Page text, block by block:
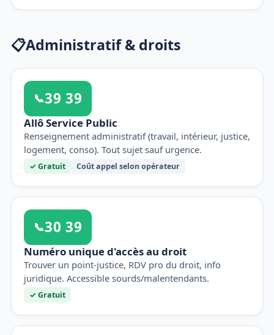
📋Administratif & droits
📞39 39
Allô Service Public
Renseignement administratif (travail, intérieur, justice,
logement, conso). Tout sujet sauf urgence.
✓ Gratuit Coût appel selon opérateur
📞30 39
Numéro unique d'accès au droit
Trouver un point-justice, RDV pro du droit, info
juridique. Accessible sourds/malentendants.
✓ Gratuit